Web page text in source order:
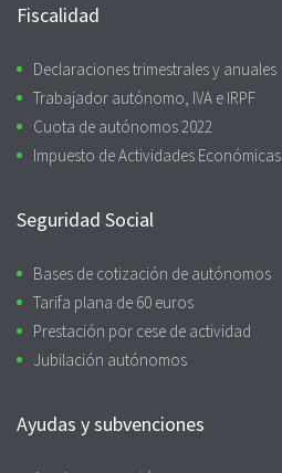
Fiscalidad
Declaraciones trimestrales y anuales
Trabajador autónomo, IVA e IRPF
Cuota de autónomos 2022
Impuesto de Actividades Económicas
Seguridad Social
Bases de cotización de autónomos
Tarifa plana de 60 euros
Prestación por cese de actividad
Jubilación autónomos
Ayudas y subvenciones